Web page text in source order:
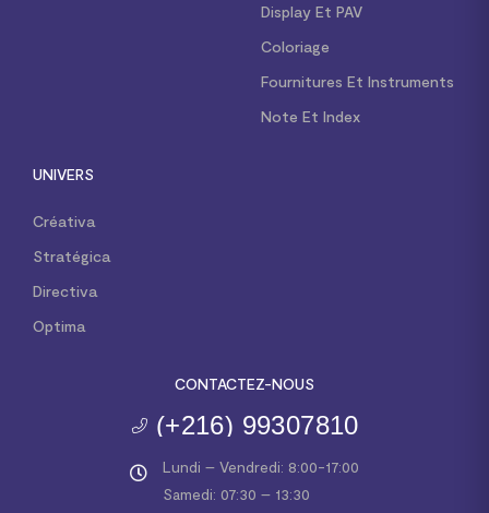
Display Et PAV
Coloriage
Fournitures Et Instruments
Note Et Index
UNIVERS
Créativa
Stratégica
Directiva
Optima
CONTACTEZ-NOUS
(+216) 99307810
Lundi – Vendredi: 8:00-17:00
Samedi: 07:30 – 13:30